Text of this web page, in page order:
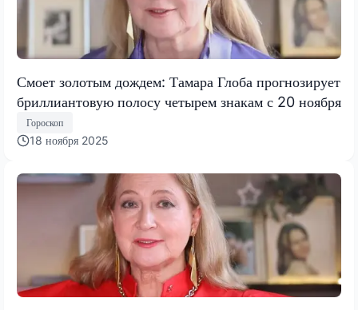
Смоет золотым дождем: Тамара Глоба прогнозирует
бриллиантовую полосу четырем знакам с 20 ноября
Гороскоп
18 ноября 2025